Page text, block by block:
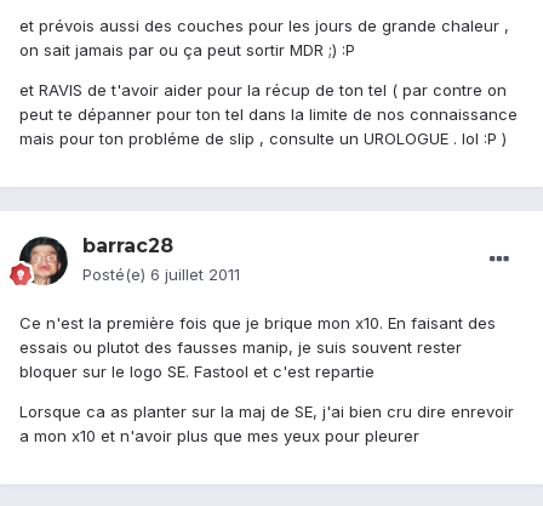
et prévois aussi des couches pour les jours de grande chaleur ,
on sait jamais par ou ça peut sortir MDR ;) :P
et RAVIS de t'avoir aider pour la récup de ton tel ( par contre on
peut te dépanner pour ton tel dans la limite de nos connaissance
mais pour ton probléme de slip , consulte un UROLOGUE . lol :P )
barrac28
Posté(e) 6 juillet 2011
Ce n'est la première fois que je brique mon x10. En faisant des
essais ou plutot des fausses manip, je suis souvent rester
bloquer sur le logo SE. Fastool et c'est repartie
Lorsque ca as planter sur la maj de SE, j'ai bien cru dire enrevoir
a mon x10 et n'avoir plus que mes yeux pour pleurer